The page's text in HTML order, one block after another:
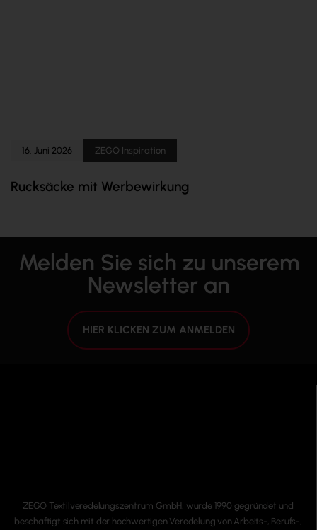
16. Juni 2026 ZEGO Inspiration
Rucksäcke mit Werbewirkung
Melden Sie sich zu unserem
Newsletter an
HIER KLICKEN ZUM ANMELDEN
ZEGO Textilveredelungszentrum GmbH, wurde 1990 gegründet und
beschäftigt sich mit der hochwertigen Veredelung von Arbeits-, Berufs-,